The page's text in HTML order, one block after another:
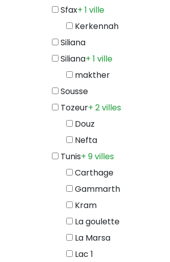
Sfax+ 1 ville
Kerkennah
Siliana
Siliana+ 1 ville
makther
Sousse
Tozeur+ 2 villes
Douz
Nefta
Tunis+ 9 villes
Carthage
Gammarth
Kram
La goulette
La Marsa
Lac 1